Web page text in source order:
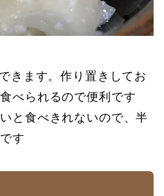
きます。作り置きしてお
べられるので便利です
と食べきれないので、半
す